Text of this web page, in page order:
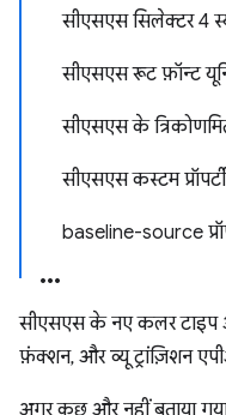
सीएसएस सिलेक्टर 4
सीएसएस रूट फ़ॉन्ट
सीएसएस के
सीएसएस कस्टम
baseline-source
सीएसएस के नए कलर टाइप
फ़ंक्शन, और व्यू ट्रांज़िशन
अगर कुछ और नहीं बताया